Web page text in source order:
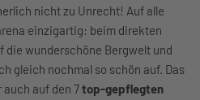
nicht zu Unrecht! Auf alle
einzigartig: beim direkten
die wunderschöne Bergwelt und
gleich nochmal so schön auf. Das
auf den 7top-gepflegten